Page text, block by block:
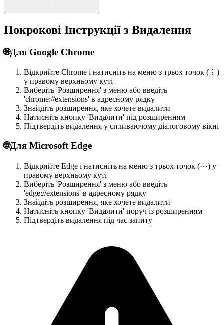
Покрокові Інструкції з Видалення
🌐Для Google Chrome
Відкрийте Chrome і натисніть на меню з трьох точок (⋮)
у правому верхньому куті
Виберіть 'Розширення' з меню або введіть
'chrome://extensions' в адресному рядку
Знайдіть розширення, яке хочете видалити
Натисніть кнопку 'Видалити' під розширенням
Підтвердіть видалення у спливаючому діалоговому вікні
🌐Для Microsoft Edge
Відкрийте Edge і натисніть на меню з трьох точок (⋯) у
правому верхньому куті
Виберіть 'Розширення' з меню або введіть
'edge://extensions' в адресному рядку
Знайдіть розширення, яке хочете видалити
Натисніть кнопку 'Видалити' поруч із розширенням
Підтвердіть видалення під час запиту